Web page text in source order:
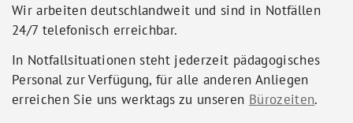
Wir arbeiten deutschlandweit und sind in Notfällen
24/7 telefonisch erreichbar.
In Notfallsituationen steht jederzeit pädagogisches
Personal zur Verfügung, für alle anderen Anliegen
erreichen Sie uns werktags zu unseren Bürozeiten.